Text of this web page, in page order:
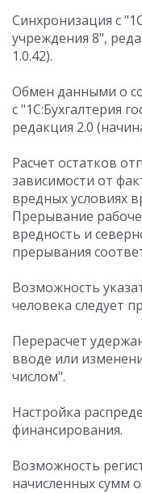
Синхронизация с
учреждения 8",
1.0.42).
Обмен данными о
с "1С:Бухгалтерия
редакция 2.0
Расчет остатков
зависимости от
вредных условиях
Прерывание
вредность и
прерывания
Возможность
человека следует
Перерасчет
вводе или
числом".
Настройка
финансирования.
Возможность
начисленных сумм